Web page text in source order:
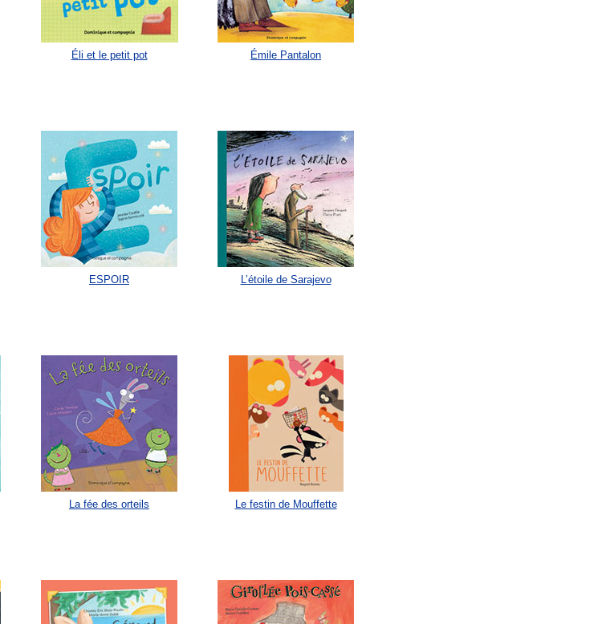
Éli et le petit pot Émile Pantalon
ESPOIR L’étoile de Sarajevo
La fée des orteils Le festin de Mouffette